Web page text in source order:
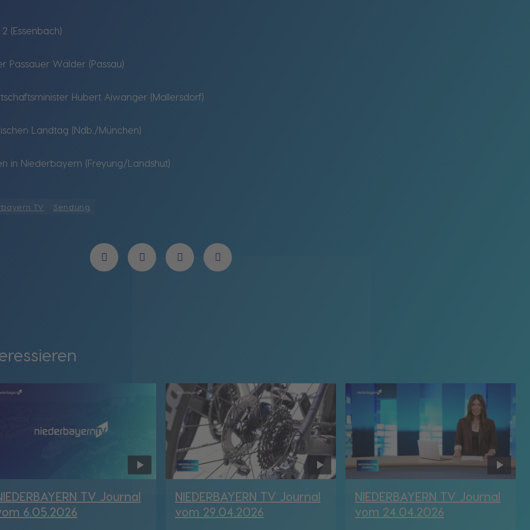
(Essenbach)
Passauer Wälder (Passau)
Hubert Aiwanger (Mallersdorf)
Landtag (Ndb./München)
in Niederbayern (Freyung/Landshut)
TV Sendung
TV Journal
6.05.2026
NIEDERBAYERN TV Journal
vom 29.04.2026
NIEDERBAYERN TV Journal
vom 24.04.2026